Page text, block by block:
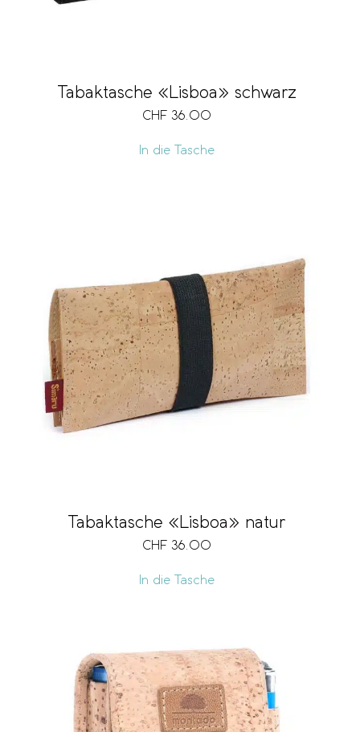
Tabaktasche «Lisboa» schwarz
CHF 36.00
In die Tasche
Tabaktasche «Lisboa» natur
CHF 36.00
In die Tasche